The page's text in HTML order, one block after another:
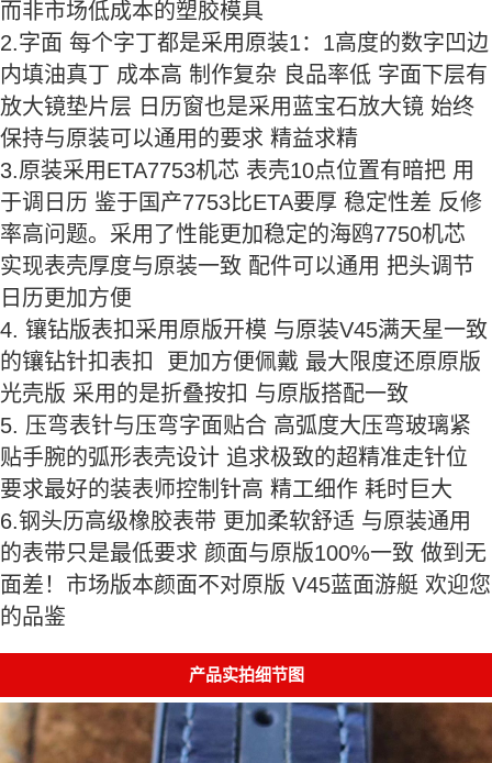
而非市场低成本的塑胶模具
2.字面 每个字丁都是采用原装1：1高度的数字凹边
内填油真丁 成本高 制作复杂 良品率低 字面下层有
放大镜垫片层 日历窗也是采用蓝宝石放大镜 始终
保持与原装可以通用的要求 精益求精
3.原装采用ETA7753机芯 表壳10点位置有暗把 用
于调日历 鉴于国产7753比ETA要厚 稳定性差 反修
率高问题。采用了性能更加稳定的海鸥7750机芯
实现表壳厚度与原装一致 配件可以通用 把头调节
日历更加方便
4. 镶钻版表扣采用原版开模 与原装V45满天星一致
的镶钻针扣表扣 更加方便佩戴 最大限度还原原版
光壳版 采用的是折叠按扣 与原版搭配一致
5. 压弯表针与压弯字面贴合 高弧度大压弯玻璃紧
贴手腕的弧形表壳设计 追求极致的超精准走针位
要求最好的装表师控制针高 精工细作 耗时巨大
6.钢头历高级橡胶表带 更加柔软舒适 与原装通用
的表带只是最低要求 颜面与原版100%一致 做到无
面差！市场版本颜面不对原版 V45蓝面游艇 欢迎您
的品鉴
产品实拍细节图